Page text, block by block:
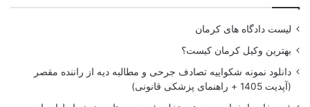
لیست دادگاه های کرمان
بهترین وکیل کرمان کیست؟
دانلود نمونه شکواییه تصادف جرحی و مطالبه دیه از راننده مقصر
(آپدیت 1405 + راهنمای پزشکی قانونی)